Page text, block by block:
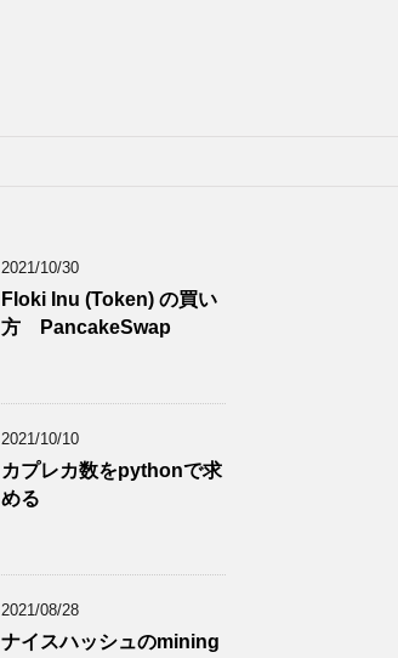
2021/10/30
Floki Inu (Token) の買い
方 PancakeSwap
2021/10/10
カプレカ数をpythonで求
める
2021/08/28
ナイスハッシュのmining